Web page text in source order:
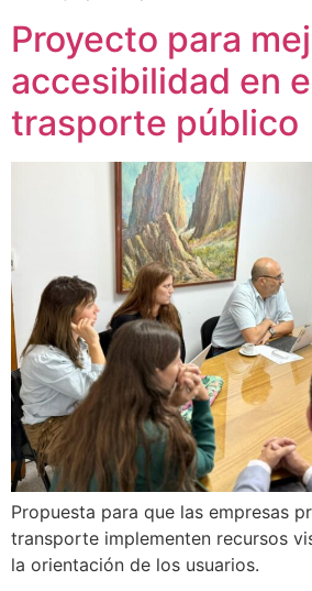
Proyecto para
accesibilidad en
trasporte público
Propuesta para que las empresas
transporte implementen recursos
la orientación de los usuarios.